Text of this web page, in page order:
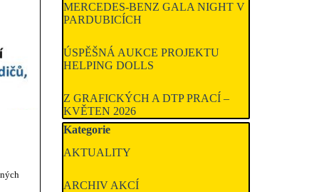
MERCEDES-BENZ GALA NIGHT V
PARDUBICÍCH
ÚSPĚŠNÁ AUKCE PROJEKTU
HELPING DOLLS
Z GRAFICKÝCH A DTP PRACÍ –
KVĚTEN 2026
Přeskočit blok Kategorie
Kategorie
AKTUALITY
ARCHIV AKCÍ